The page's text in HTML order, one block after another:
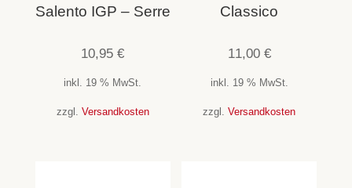
Salento IGP – Serre
10,95€
inkl. 19 % MwSt.
zzgl. Versandkosten
Classico
11,00 €
inkl. 19 % MwSt.
zzgl.Versandkosten